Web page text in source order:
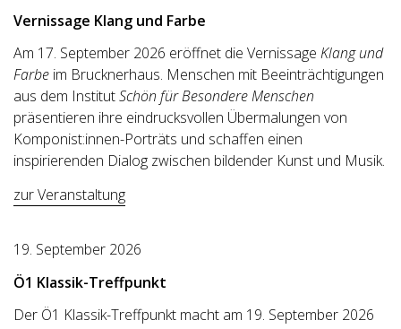
Vernissage Klang und Farbe
Am 17. September 2026 eröffnet die Vernissage Klang und
Farbe im Brucknerhaus. Menschen mit Beeinträchtigungen
aus dem InstitutSchön für Besondere Menschen
präsentieren ihre eindrucksvollen Übermalungen von
Komponist:innen-Porträts und schaffen einen
inspirierenden Dialog zwischen bildender Kunst und Musik.
zur Veranstaltung
19. September 2026
Ö1 Klassik-Treffpunkt
Der Ö1 Klassik-Treffpunkt macht am 19. September 2026